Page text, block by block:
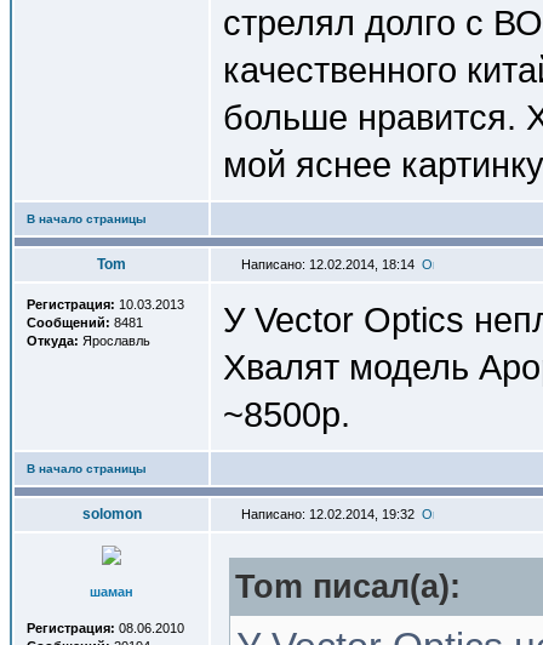
стрелял долго с
качественного
больше нравится.
мой яснее
В начало страницы
Tom Написано: 12.02.2014, 18:14
Регистрация: 10.03.2013
Сообщений: 8481
Откуда: Ярославль
У Vector Optics
Хвалят модель
~8500р.
В начало страницы
solomon Написано: 12.02.2014, 19:32
шаман
Регистрация: 08.06.2010
Tom писал(a):